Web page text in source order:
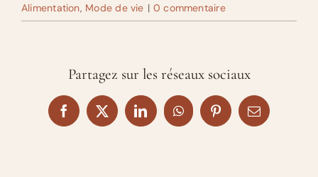
Alimentation, Mode de vie | 0 commentaire
Partagez sur les réseaux sociaux
Facebook
X LinkedInWhatsAppPinterestEmail